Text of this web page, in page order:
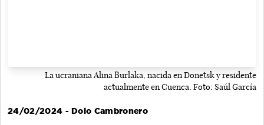
La ucraniana Alina Burlaka, nacida en Donetsk y residente
actualmente en Cuenca. Foto: Saúl García
24/02/2024 - Dolo Cambronero